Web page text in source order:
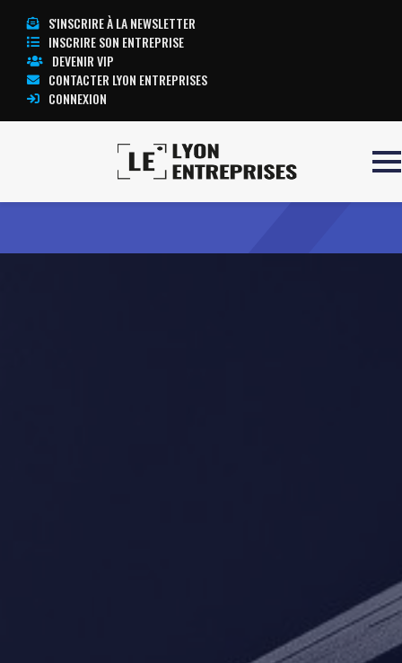
S'INSCRIRE À LA NEWSLETTER
INSCRIRE SON ENTREPRISE
DEVENIR VIP
CONTACTER LYON ENTREPRISES
CONNEXION